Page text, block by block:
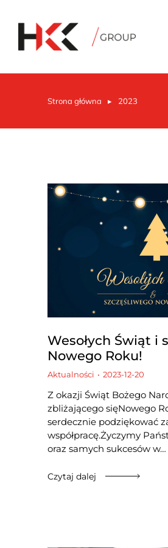
Jesteś tutaj:
Strona główna 2023
Wesołych Świąt i
Nowego Roku!
Aktualności 2023-12-20
Z okazji Świąt Bożego
zbliżającego sięNowego
serdecznie podziękować
współpracę.Życzymy
oraz samych sukcesów w…
Czytaj dalej